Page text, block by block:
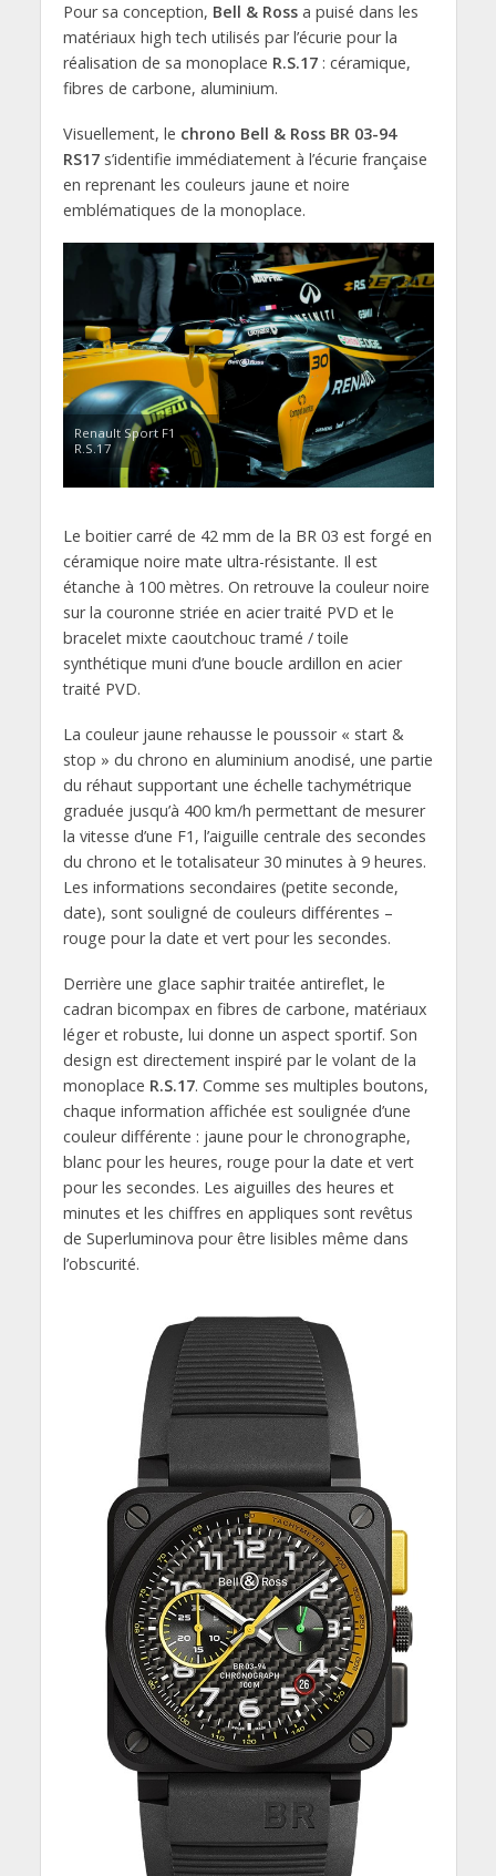
Pour sa conception, Bell & Rossa puisé dans les
matériaux high tech utilisés par l’écurie pour la
réalisation de sa monoplace R.S.17: céramique,
fibres de carbone, aluminium.
Visuellement, le chrono Bell & Ross BR 03-94
RS17s’identifie immédiatement à l’écurie française
en reprenant les couleurs jaune et noire
emblématiques de la monoplace.
Renault Sport F1
R.S.17
Le boitier carré de 42 mm de la BR 03 est forgé en
céramique noire mate ultra-résistante. Il est
étanche à 100 mètres. On retrouve la couleur noire
sur la couronne striée en acier traité PVD et le
bracelet mixte caoutchouc tramé / toile
synthétique muni d’une boucle ardillon en acier
traité PVD.
La couleur jaune rehausse le poussoir « start &
stop » du chrono en aluminium anodisé, une partie
du réhaut supportant une échelle tachymétrique
graduée jusqu’à 400 km/h permettant de mesurer
la vitesse d’une F1, l’aiguille centrale des secondes
du chrono et le totalisateur 30 minutes à 9 heures.
Les informations secondaires (petite seconde,
date), sont souligné de couleurs différentes –
rouge pour la date et vert pour les secondes.
Derrière une glace saphir traitée antireflet, le
cadran bicompax en fibres de carbone, matériaux
léger et robuste, lui donne un aspect sportif. Son
design est directement inspiré par le volant de la
monoplace R.S.17. Comme ses multiples boutons,
chaque information affichée est soulignée d’une
couleur différente : jaune pour le chronographe,
blanc pour les heures, rouge pour la date et vert
pour les secondes. Les aiguilles des heures et
minutes et les chiffres en appliques sont revêtus
de Superluminova pour être lisibles même dans
l’obscurité.